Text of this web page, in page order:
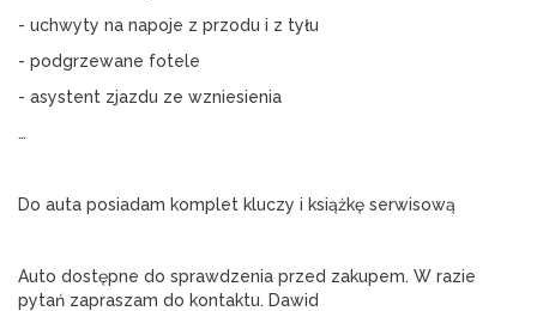
- uchwyty na napoje z przodu i z tyłu
- podgrzewane fotele
- asystent zjazdu ze wzniesienia
…
Do auta posiadam komplet kluczy i książkę serwisową
Auto dostępne do sprawdzenia przed zakupem. W razie
pytań zapraszam do kontaktu. Dawid